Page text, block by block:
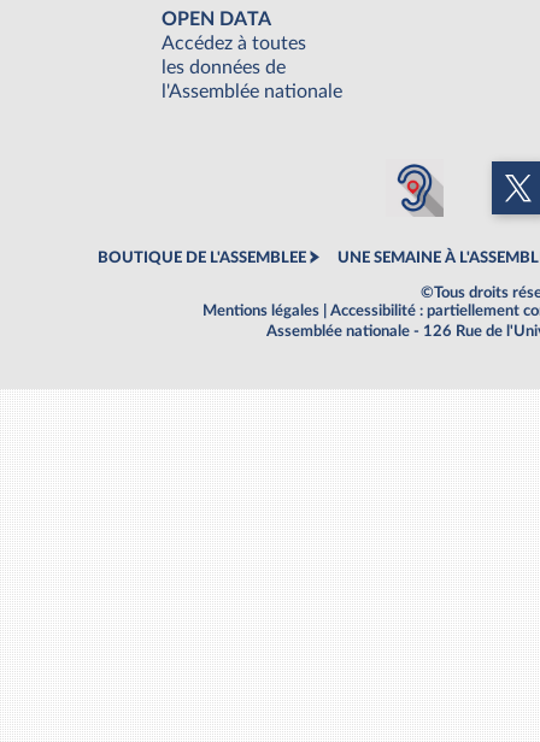
OPEN DATA
Accédez à toutes
les données de
l'Assemblée nationale
BOUTIQUE DE L'ASSEMBLEE UNE SEMAINE À
©Tous droits
Mentions légales
Accessibilité : partiellement
Assemblée nationale - 126 Rue de